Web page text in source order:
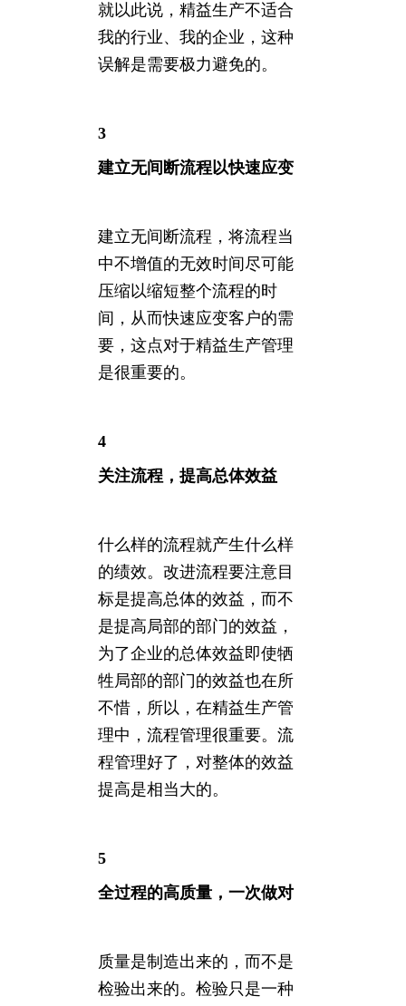
就以此说，精益生产不适合
我的行业、我的企业，这种
误解是需要极力避免的。
3
建立无间断流程以快速应变
建立无间断流程，将流程当
中不增值的无效时间尽可能
压缩以缩短整个流程的时
间，从而快速应变客户的需
要，这点对于精益生产管理
是很重要的。
4
关注流程，提高总体效益
什么样的流程就产生什么样
的绩效。改进流程要注意目
标是提高总体的效益，而不
是提高局部的部门的效益，
为了企业的总体效益即使牺
牲局部的部门的效益也在所
不惜，所以，在精益生产管
理中，流程管理很重要。流
程管理好了，对整体的效益
提高是相当大的。
5
全过程的高质量，一次做对
质量是制造出来的，而不是
检验出来的。检验只是一种